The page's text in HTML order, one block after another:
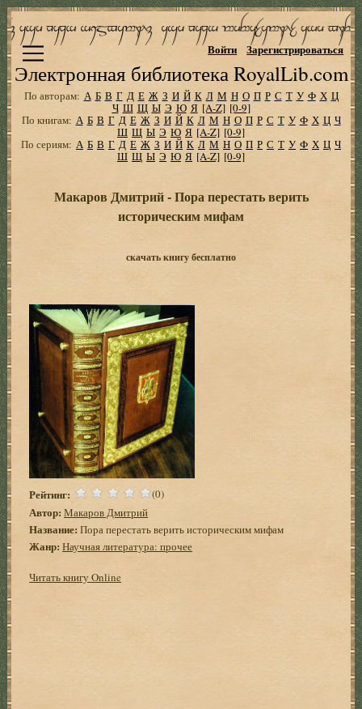
Электронная библиотека RoyalLib.com
Войти Зарегистрироваться
По авторам: А Б В Г Д Е Ж З И Й К Л М Н О П Р С Т У Ф Х Ц
Ч Ш Щ Ы Э Ю Я [A-Z] [0-9]
По книгам: А Б В Г Д Е Ж З И Й К Л М Н О П Р С Т У Ф Х Ц Ч
Ш Щ Ы Э Ю Я [A-Z] [0-9]
По сериям: А Б В Г Д Е Ж З И Й К Л М Н О П Р С Т У Ф Х Ц Ч
Ш Щ Ы Э Ю Я [A-Z] [0-9]
Макаров Дмитрий - Пора перестать верить
историческим мифам
скачать книгу бесплатно
Рейтинг: (0)
Автор: Макаров Дмитрий
Название: Пора перестать верить историческим мифам
Жанр: Научная литература: прочее
Читать книгу Online